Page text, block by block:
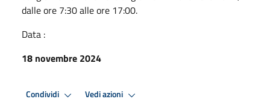
dalle ore 7:30 alle ore 17:00.
Data :
18 novembre 2024
Condividi Vedi azioni